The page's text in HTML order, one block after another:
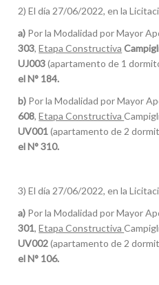
2) El día 27/06/2022, en la
a) Por la Modalidad por Mayor
303,Etapa Constructiva
UJ003(apartamento de 1
el N° 184.
b) Por la Modalidad por Mayor
608,Etapa Constructiva
UV001(apartamento de 2
el N° 310.
3) El día 27/06/2022, en la
a) Por la Modalidad por Mayor
301,Etapa Constructiva
UV002(apartamento de 2
el N° 106.